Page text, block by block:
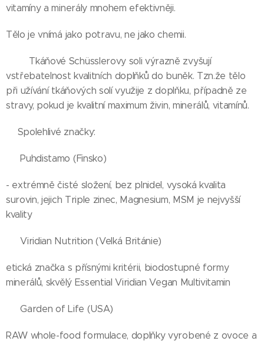
vitamíny a minerály mnohem efektivněji.
Tělo je vnímá jako potravu, ne jako chemii.
🍀🍀Tkáňové Schüsslerovy soli výrazně zvyšují
vstřebatelnost kvalitních doplňků do buněk. Tzn.že tělo
při užívání tkáňových solí využije z doplňku, případně ze
stravy, pokud je kvalitní maximum živin, minerálů, vitamínů.
🌱Spolehlivé značky:
🌱 Puhdistamo (Finsko)
- extrémně čisté složení, bez plnidel, vysoká kvalita
surovin, jejich Triple zinec, Magnesium, MSM je nejvyšší
kvality
🌱 Viridian Nutrition (Velká Británie)
etická značka s přísnými kritérii, biodostupné formy
minerálů, skvělý Essential Viridian Vegan Multivitamin
🌱 Garden of Life (USA)
RAW whole-food formulace, doplňky vyrobené z ovoce a